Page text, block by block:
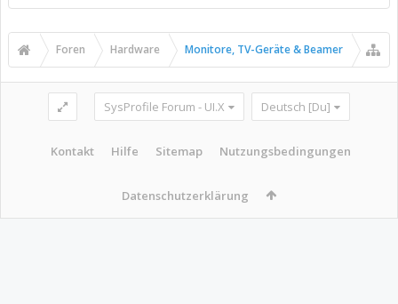
Foren Hardware Monitore, TV-Geräte & Beamer
SysProfile Forum - UI.X Deutsch [Du]
Kontakt Hilfe Sitemap Nutzungsbedingungen
Datenschutzerklärung